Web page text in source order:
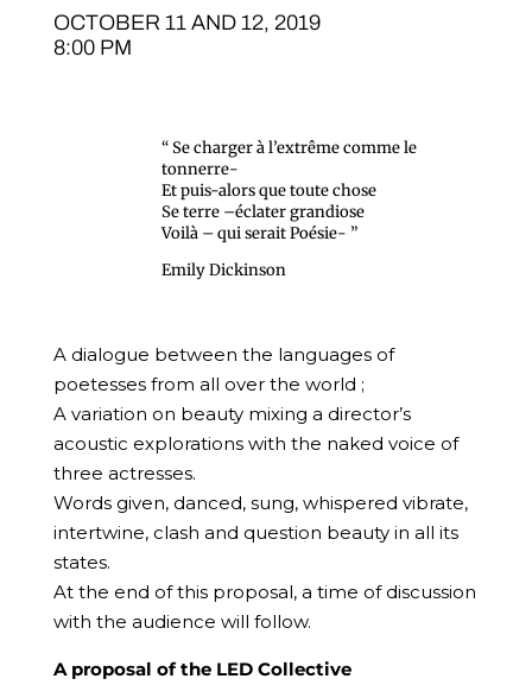
OCTOBER 11 AND 12, 2019
8:00 PM
“ Se charger à l’extrême comme le
tonnerre-
Et puis-alors que toute chose
Se terre –éclater grandiose
Voilà – qui serait Poésie- ”
Emily Dickinson
A dialogue between the languages of
poetesses from all over the world ;
A variation on beauty mixing a director’s
acoustic explorations with the naked voice of
three actresses.
Words given, danced, sung, whispered vibrate,
intertwine, clash and question beauty in all its
states.
At the end of this proposal, a time of discussion
with the audience will follow.
A proposal of the LED Collective